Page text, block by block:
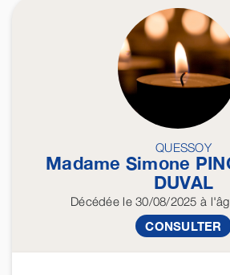
QUESSOY
Madame Simone
DUVAL
Décédéele 30/08/2025 à
CONSULTER